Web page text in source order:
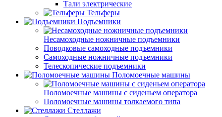
Тали электрические
Тельферы
Подъемники
Несамоходные ножничные подъемники
Поводковые самоходные подъемники
Самоходные ножничные подъемники
Телескопические подъемники
Поломоечные машины
Поломоечные машины с сиденьем оператора
Поломоечные машины толкаемого типа
Стеллажи